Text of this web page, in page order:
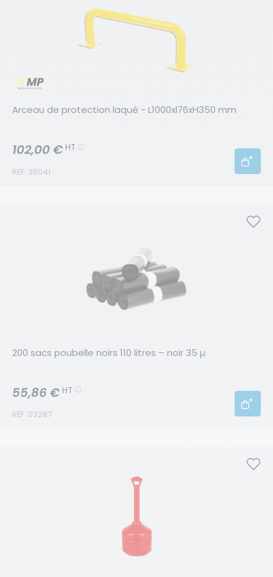
Arceau de protection laqué - L1000xl76xH350 mm
RÉF. 35041
102,00 € HT
200 sacs poubelle noirs 110 litres – noir 35 µ
RÉF. 03287
55,86 € HT